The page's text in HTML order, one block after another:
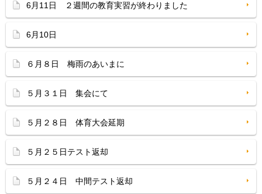
6月11日 ２週間の教育実習が終わりました
6月10日
６月８日 梅雨のあいまに
５月３１日 集会にて
５月２８日 体育大会延期
５月２５日テスト返却
５月２４日 中間テスト返却